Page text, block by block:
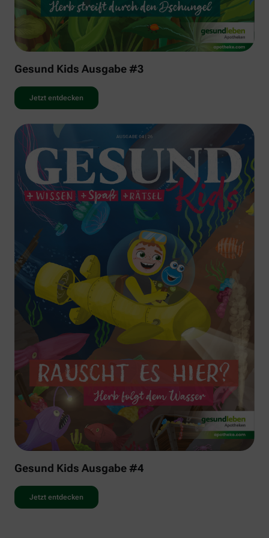
Gesund Kids Ausgabe #3
Jetzt entdecken
Gesund Kids Ausgabe #4
Jetzt entdecken